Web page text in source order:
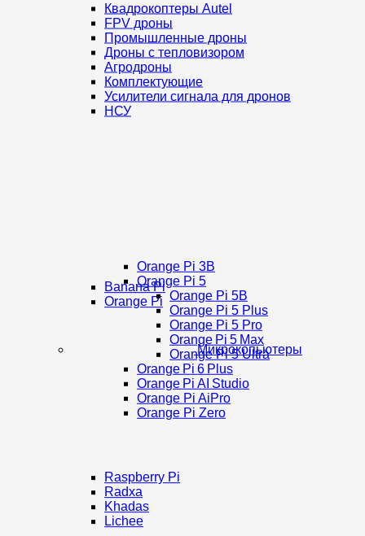
Квадрокоптеры Autel
FPV дроны
Промышленные дроны
Дроны с тепловизором
Агродроны
Комплектующие
Усилители сигнала для дронов
НСУ
Микрокопьютеры
Banana Pi
Orange Pi
Orange Pi 3B
Orange Pi 5
Orange Pi 5B
Orange Pi 5 Plus
Orange Pi 5 Pro
Orange Pi 5 Max
Orange Pi 5 Ultra
Orange Pi 6 Plus
Orange Pi AI Studio
Orange Pi AiPro
Orange Pi Zero
Raspberry Pi
Radxa
Khadas
Lichee